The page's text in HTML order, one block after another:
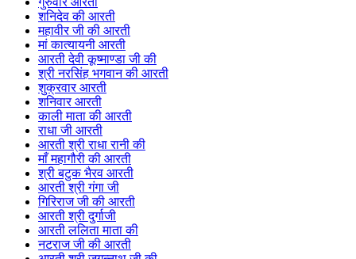
शनिदेव की आरती
महावीर जी की आरती
मां कात्यायनी आरती
आरती देवी कूष्माण्डा जी की
श्री नरसिंह भगवान की आरती
शुक्रवार आरती
शनिवार आरती
काली माता की आरती
राधा जी आरती
आरती श्री राधा रानी की
माँ महागौरी की आरती
श्री बटुक भैरव आरती
आरती श्री गंगा जी
गिरिराज जी की आरती
आरती श्री दुर्गाजी
आरती ललिता माता की
नटराज जी की आरती